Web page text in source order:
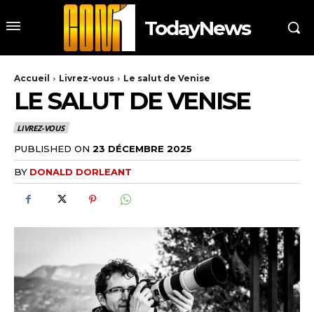
TodayNews
Accueil Livrez-vous Le salut de Venise
LE SALUT DE VENISE
LIVREZ-VOUS
PUBLISHED ON 23 DÉCEMBRE 2025
BY DONALD DORLEANT